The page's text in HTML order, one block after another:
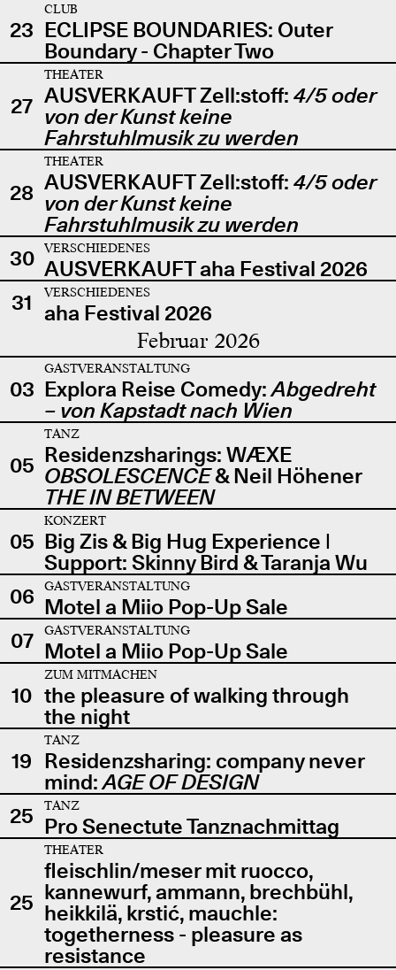
23
CLUB
ECLIPSE BOUNDARIES: Outer
Boundary - Chapter Two
27
THEATER
AUSVERKAUFT Zell:stoff: 4/5 oder
von der Kunst keine
Fahrstuhlmusik zu werden
28
THEATER
AUSVERKAUFT Zell:stoff: 4/5 oder
von der Kunst keine
Fahrstuhlmusik zu werden
30
VERSCHIEDENES
AUSVERKAUFT aha Festival 2026
31
VERSCHIEDENES
aha Festival 2026
Februar 2026
03
GASTVERANSTALTUNG
Explora Reise Comedy:Abgedreht
– von Kapstadt nach Wien
05
TANZ
Residenzsharings: WÆXE
OBSOLESCENCE& Neil Höhener
THE IN BETWEEN
05
KONZERT
Big Zis & Big Hug Experience |
Support: Skinny Bird & Taranja Wu
06
GASTVERANSTALTUNG
Motel a Miio Pop-Up Sale
07
GASTVERANSTALTUNG
Motel a Miio Pop-Up Sale
10
ZUM MITMACHEN
the pleasure of walking through
the night
19
TANZ
Residenzsharing: company never
mind:AGE OF DESIGN
25
TANZ
Pro Senectute Tanznachmittag
25
THEATER
fleischlin/meser mit ruocco,
kannewurf, ammann, brechbühl,
heikkilä, krstić, mauchle:
togetherness - pleasure as
resistance